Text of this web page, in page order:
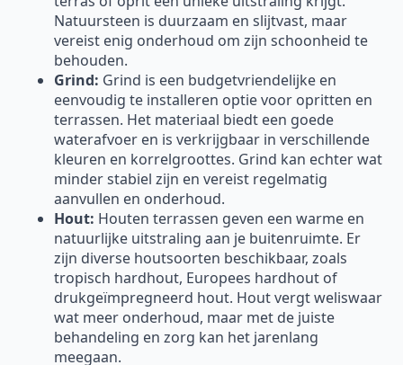
Natuursteen is duurzaam en slijtvast, maar
vereist enig onderhoud om zijn schoonheid te
behouden.
Grind: Grind is een budgetvriendelijke en
eenvoudig te installeren optie voor opritten en
terrassen. Het materiaal biedt een goede
waterafvoer en is verkrijgbaar in verschillende
kleuren en korrelgroottes. Grind kan echter wat
minder stabiel zijn en vereist regelmatig
aanvullen en onderhoud.
Hout: Houten terrassen geven een warme en
natuurlijke uitstraling aan je buitenruimte. Er
zijn diverse houtsoorten beschikbaar, zoals
tropisch hardhout, Europees hardhout of
drukgeïmpregneerd hout. Hout vergt weliswaar
wat meer onderhoud, maar met de juiste
behandeling en zorg kan het jarenlang
meegaan.